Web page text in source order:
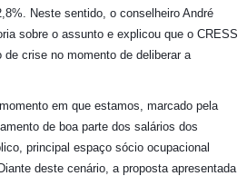
Neste sentido, o conselheiro André
sobre o assunto e explicou que o CRESS
crise no momento de deliberar a
em que estamos, marcado pela
de boa parte dos salários dos
principal espaço sócio ocupacional
deste cenário, a proposta apresentada